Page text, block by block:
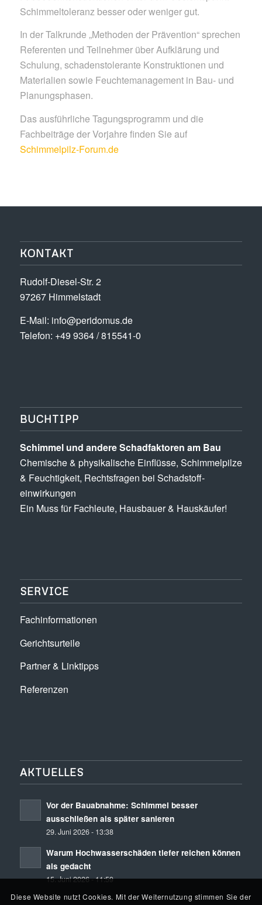
Schimmeltoleranz besser oder weniger gut.
In der Talkrunde „Methoden der Prävention“ sprechen
Referenten und Teilnehmer über Aufklärung und
Schulung, schadenstolerante Konstruktionen und
Materialien sowie Feuchtemanagement in Bau- und
Planungsphasen.
Das ausführliche Tagungsprogramm und die
Fachbeiträge der Vorjahre finden Sie auf
Schimmelpilz-Forum.de
KONTAKT
Rudolf-Diesel-Str. 2
97267 Himmelstadt
E-Mail: info@peridomus.de
Telefon: +49 9364 / 815541-0
BUCHTIPP
Schimmel und andere Schad­­faktoren am Bau
Chemische & physikalische Einflüsse, Schimmel­pilze
& Feuchtigkeit, Rechts­fragen bei Schadstoff­
einwirkungen
Ein Muss für Fachleute, Hausbauer & Hauskäufer!
SERVICE
Fachinformationen
Gerichtsurteile
Partner & Linktipps
Referenzen
AKTUELLES
Vor der Bauabnahme: Schimmel besser
ausschließen als später sanieren
29. Juni 2026 - 13:38
Warum Hochwasserschäden tiefer reichen können
als gedacht
15. Juni 2026 - 11:59
Diese Website nutzt Cookies. Mit der Weiternutzung stimmen Sie der